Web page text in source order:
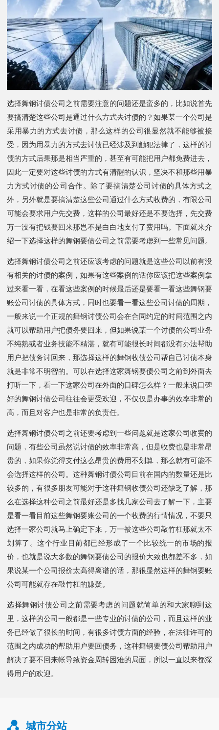
选择舞钢讨债公司之前需要注意的问题还是蛮多的，比如说首先
要搞清楚这些公司是通过什么方式去讨债的？如果某一个公司是
采用暴力的方式去讨债，那么这样的公司很显然就不能够被接
受，因为用暴力的方式去讨债已经涉及到触犯法律了，这样的讨
债的方式后果那是相当严重的，甚至有可能把用户都免费进去，
因此一定要对这些讨债的方式有清醒的认识，坚决不和那些用暴
力方式讨债的公司合作。除了要搞清楚公司讨债的具体方式之
外，另外就是要搞清楚这些公司通过什么方式收费的，有限公司
可能会要求用户先交费，这样的公司最好还是不要选择，先交费
万一没有把钱要回来那岂不是白白地支付了费用吗。下面就来介
绍一下选择这样的舞钢要债公司之前需要考虑到一些常见问题。
选择舞钢讨债公司之前还应该考虑的问题就是这些公司以前有没
有相关的讨债的案例，如果有这些案例的话你应该把这些案例拿
过来看一看，在看这些案例的时候最后还是要看一看这些舞钢要
账公司讨债的具体方式，同时也要看一看这些公司讨债的周期，
一般来说一个正规的舞钢讨债公司会在合同约定的时间范围之内
就可以帮助用户把债务要回来，但如果说某一个讨债的公司业务
不纯熟或者业务技能不精湛，就有可能很长时间都没有办法帮助
用户把债务讨回来，那选择这样的舞钢收债公司帮自己讨债本身
就是非常不明智的。可以在选择这家舞钢要债公司之前到外面去
打听一下，看一下这家公司在外面的口碑怎么样？一般来说口碑
好的舞钢讨债公司往往会更受欢迎，不仅仅是办事的效率非常的
高，而且对客户也是非常的负责任。
选择舞钢讨债公司之前还要考虑到一些问题就是这家公司收费的
问题，有些公司虽然说讨债的效率非常高，但是收费也是非常昂
贵的，如果你觉得支付这么昂贵的费用不划算，那么就有可能不
会选择这样的公司。这种舞钢讨债公司目前在国内的数量还是比
较多的，有很多朋友可能对于这种舞钢收债公司还缺乏了解，那
么在选择这种公司之前最好还是多找几家公司去了解一下，主要
是看一看目前这些舞钢要账公司的一个收费的行情情况，不要只
选择一家公司就马上确定下来，万一被这些公司敲竹杠那就太不
划算了。这个行业目前都已经形成了一个比较统一的市场的报
价，也就是说大多数的舞钢要债公司的报价大致也都差不多，如
果说某一个公司报价太高得离谱的话，那很显然这样的舞钢要账
公司可能就存在敲竹杠的嫌疑。
选择舞钢讨债公司之前需要考虑的问题就简单的和大家聊到这
里，这样的公司一般都是一些专业的讨债的公司，而且这样的业
务已经做了很长的时间，有很多讨债方面的经验，在法律许可的
范围之内成功的帮助用户要回债务，这种舞钢要债公司帮助用户
解决了要不回来帐导致资金周转困难的局面，所以一直以来都深
得用户的欢迎。
城市分站